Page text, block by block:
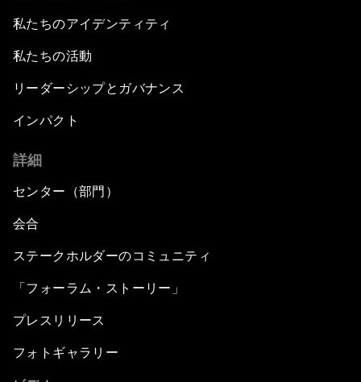
私たちのアイデンティティ
私たちの活動
リーダーシップとガバナンス
インパクト
詳細
センター（部門）
会合
ステークホルダーのコミュニティ
「フォーラム・ストーリー」
プレスリリース
フォトギャラリー